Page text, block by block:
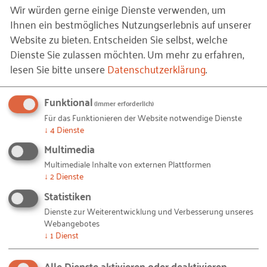
und durchziehe, auch wenn es für mich als
Ausbilderin erst mal wieder mehr Arbeit bedeutet.
Wie gestalten Sie Ihren Unterricht, was hat sich
enorm verändert und wie geht es weiter?
Ich betreue aktuell das erste und dritte Lehrjahr
online. Dabei unterscheide ich bei der
Aufgabenverteilung: das erste Lehrjahr bekommt
Tagesaufgaben für die Fachtheorie und
Wochenaufgaben für die Praxis, mit kleinen Videos
zu der jeweiligen praktischen Tätigkeit. Die Videos
erstelle ich selbst und leite so meine Azubis durch
die praktische Umsetzung. Zu Beginn jeder Woche
erhalten sie bspw. ein Rezept, das sie mithilfe des
Videos nachkochen sollen. Den Tag der Umsetzung
können sie frei wählen. Es ist schwierig gemeinsam
Wir würden gerne einige Dienste verwenden, um
Ihnen ein bestmögliches Nutzungserlebnis auf unserer
Website zu bieten. Entscheiden Sie selbst, welche
Dienste Sie zulassen möchten.Um mehr zu erfahren,
lesen Sie bitte unsereDatenschutzerklärung.
Funktional(immer erforderlich)
Für das Funktionieren der Website notwendige Dienste
↓ 4Dienste
Multimedia
Multimediale Inhalte von externen Plattformen
↓ 2Dienste
Statistiken
Dienste zur Weiterentwicklung und Verbesserung unseres
Webangebotes
↓ 1 Dienst